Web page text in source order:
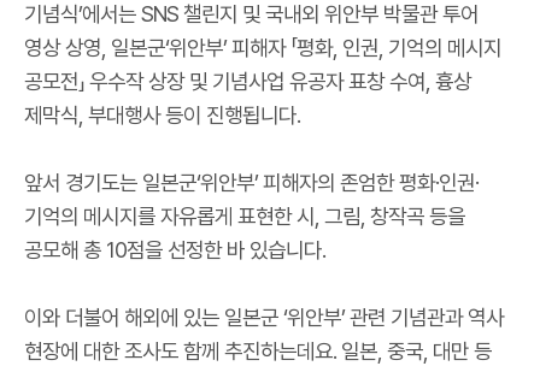
기념식’에서는 SNS 챌린지 및 국내외 위안부 박물관 투어
영상 상영, 일본군‘위안부’ 피해자 「평화, 인권, 기억의 메시지
공모전」 우수작 상장 및 기념사업 유공자 표창 수여, 흉상
제막식, 부대행사 등이 진행됩니다.
앞서 경기도는 일본군‘위안부’ 피해자의 존엄한 평화·인권·
기억의 메시지를 자유롭게 표현한 시, 그림, 창작곡 등을
공모해 총 10점을 선정한 바 있습니다.
이와 더불어 해외에 있는 일본군 ‘위안부’ 관련 기념관과 역사
현장에 대한 조사도 함께 추진하는데요. 일본, 중국, 대만 등